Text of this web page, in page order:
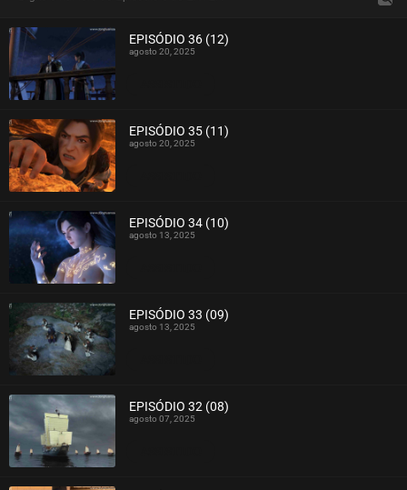
EPISÓDIO 36 (12)
agosto 20, 2025
EPISÓDIO 35 (11)
agosto 20, 2025
EPISÓDIO 34 (10)
agosto 13, 2025
EPISÓDIO 33 (09)
agosto 13, 2025
EPISÓDIO 32 (08)
agosto 07, 2025